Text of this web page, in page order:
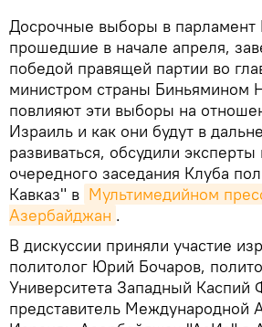
Досрочные выборы в парламент
прошедшие в начале апреля,
победой правящей партии во
министром страны Биньямином
повлияют эти выборы на
Израиль и как они будут в
развиваться, обсудили эксперты
очередного заседания Клуба
Кавказ" в Мультимедийном
Азербайджан .
В дискуссии приняли участие
политолог Юрий Бочаров,
Университета Западный Каспий
представитель Международной